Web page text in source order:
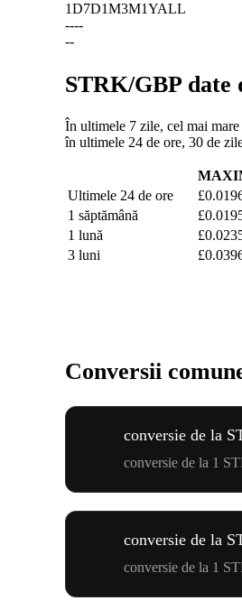
1D7D1M3M1YALL
----
--
STRK/GBP
În ultimele 7 zile, cel mai
în ultimele 24 de ore, 30 de
Ultimele 24 de ore
1 săptămână
1 lună
3 luni
Conversii
conversie de la
conversie de la 1
conversie de la
conversie de la 1